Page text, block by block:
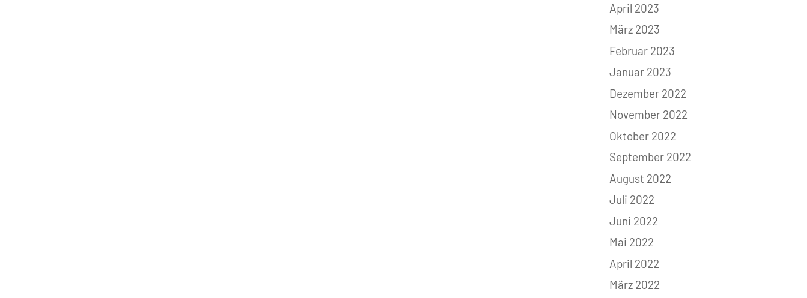
April 2023
März 2023
Februar 2023
Januar 2023
Dezember 2022
November 2022
Oktober 2022
September 2022
August 2022
Juli 2022
Juni 2022
Mai 2022
April 2022
März 2022